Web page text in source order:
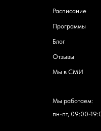
Мы работаем:
пн-пт, 09:00-
Расписание
Программы
Блог
Отзывы
Мы в СМИ